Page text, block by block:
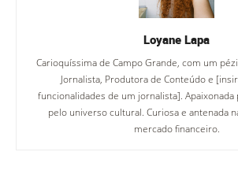
Loyane Lapa
Carioquíssima de Campo Grande, com um
Jornalista, Produtora de Conteúdo e
funcionalidades de um jornalista].
pelo universo cultural. Curiosa e antenada
mercado financeiro.